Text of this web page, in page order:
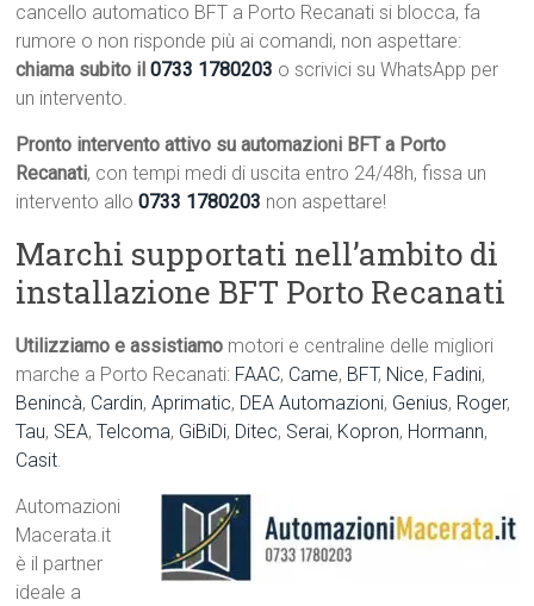
cancello automatico BFT a Porto Recanati si blocca, fa
rumore o non risponde più ai comandi, non aspettare:
chiama subito il0733 1780203 o scrivici su WhatsApp per
un intervento.
Pronto intervento attivo su automazioni BFT a Porto
Recanati, con tempi medi di uscita entro 24/48h, fissa un
intervento allo0733 1780203 non aspettare!
Marchi supportati nell’ambito di
installazione BFT Porto Recanati
Utilizziamo e assistiamo motori e centraline delle migliori
marche a Porto Recanati: FAAC, Came, BFT, Nice, Fadini,
Benincà, Cardin,Aprimatic, DEA Automazioni, Genius, Roger,
Tau, SEA,Telcoma, GiBiDi, Ditec, Serai, Kopron, Hormann,
Casit.
Automazioni
Macerata.it
è il partner
ideale a